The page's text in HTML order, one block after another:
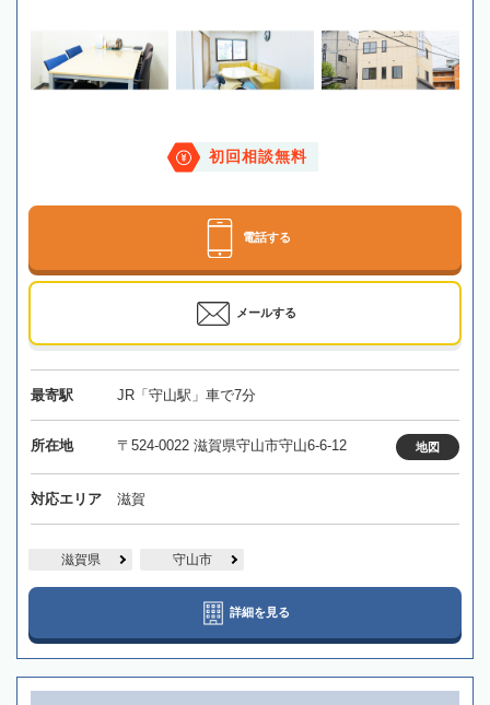
初回相談無料
電話する
メールする
最寄駅 JR「守山駅」車で7分
所在地 〒524-0022 滋賀県守山市守山6-6-12 地図
対応エリア 滋賀
滋賀県 守山市
詳細を見る